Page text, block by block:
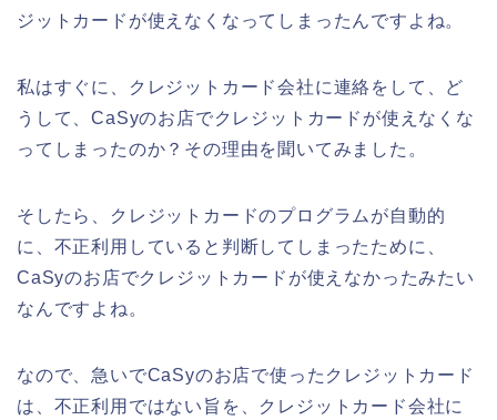
ジットカードが使えなくなってしまったんですよね。
私はすぐに、クレジットカード会社に連絡をして、ど
うして、CaSyのお店でクレジットカードが使えなくな
ってしまったのか？その理由を聞いてみました。
そしたら、クレジットカードのプログラムが自動的
に、不正利用していると判断してしまったために、
CaSyのお店でクレジットカードが使えなかったみたい
なんですよね。
なので、急いでCaSyのお店で使ったクレジットカード
は、不正利用ではない旨を、クレジットカード会社に